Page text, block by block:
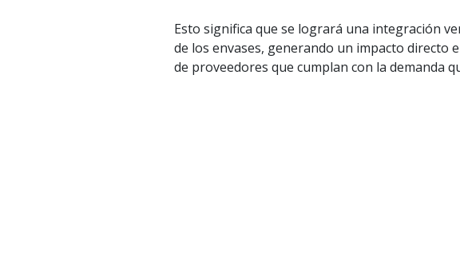
Esto significa que se logrará una integración
de los envases, generando un impacto directo
de proveedores que cumplan con la demanda